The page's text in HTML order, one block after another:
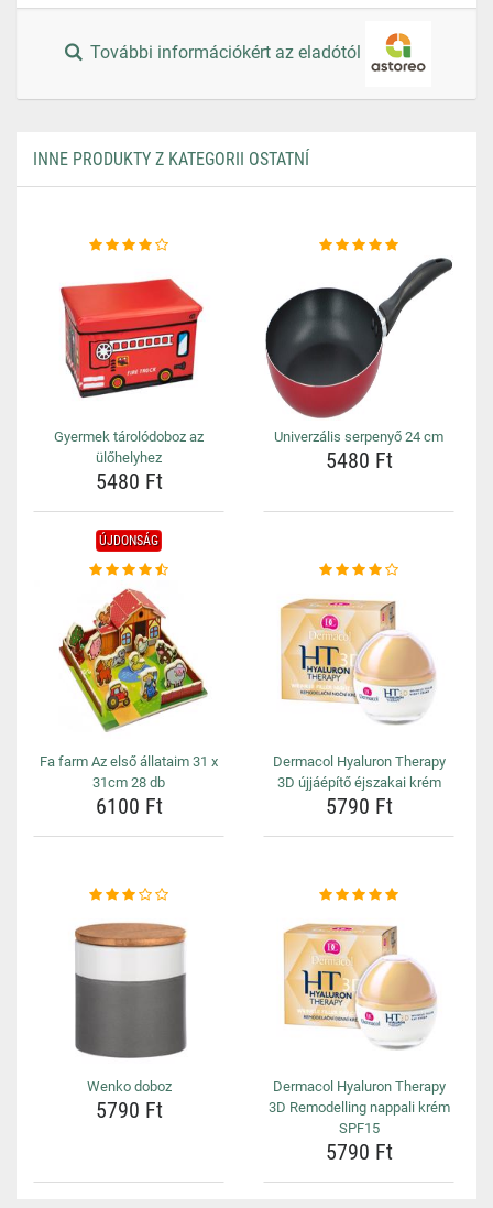
További információkért az eladótól
INNE PRODUKTY Z KATEGORII OSTATNÍ
Gyermek tárolódoboz az
ülőhelyhez
5480 Ft
Univerzális serpenyő 24 cm
5480 Ft
ÚJDONSÁG
Fa farm Az első állataim 31 x
31cm 28 db
6100 Ft
Dermacol Hyaluron Therapy
3D újjáépítő éjszakai krém
5790 Ft
Wenko doboz
5790 Ft
Dermacol Hyaluron Therapy
3D Remodelling nappali krém
SPF15
5790 Ft